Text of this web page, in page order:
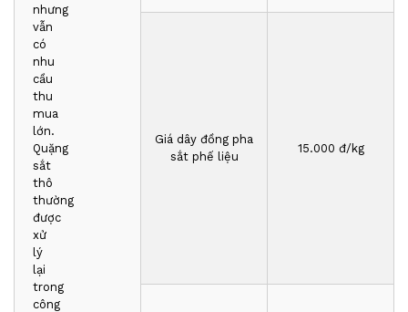
nhưng
vẫn
có
nhu
cầu
thu
mua
lớn.
Quặng
sắt
thô
thường
được
xử
lý
lại
trong
công
Giá dây đồng pha
sắt phế liệu
15.000 đ/kg